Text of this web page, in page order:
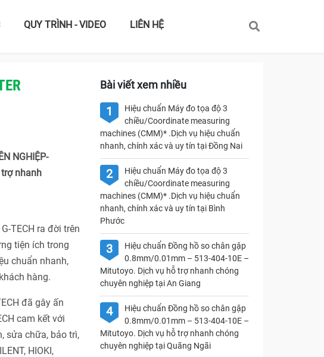
QUY TRÌNH - VIDEO LIÊN HỆ
NGHIỆP-
trợ nhanh
TECH ra đời trên
tiện ích trong
chuẩn nhanh,
hàng.
đã gây ấn
cam kết với
sửa chữa, bảo trì,
HIOKI,
Bài viết xem nhiều
1
Hiệu chuẩn Máy đo tọa độ 3
chiều/Coordinate measuring
machines (CMM)* .Dịch vụ hiệu chuẩn
nhanh, chính xác và uy tín tại Đồng Nai
2
Hiệu chuẩn Máy đo tọa độ 3
chiều/Coordinate measuring
machines (CMM)* .Dịch vụ hiệu chuẩn
nhanh, chính xác và uy tín tại Bình
Phước
3
Hiệu chuẩn Đồng hồ so chân gập
0.8mm/0.01mm – 513-404-10E –
Mitutoyo. Dịch vụ hỗ trợ nhanh chóng
chuyên nghiệp tại An Giang
4
Hiệu chuẩn Đồng hồ so chân gập
0.8mm/0.01mm – 513-404-10E –
Mitutoyo. Dịch vụ hỗ trợ nhanh chóng
chuyên nghiệp tại Quãng Ngãi